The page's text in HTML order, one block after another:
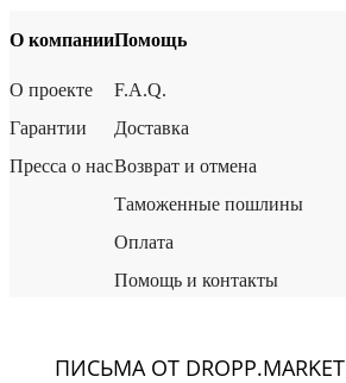
О компании
О проекте
Гарантии
Пресса о нас
Помощь
F.A.Q.
Доставка
Возврат и отмена
Таможенные пошлины
Оплата
Помощь и контакты
ПИСЬМА ОТ DROPP.MARKET